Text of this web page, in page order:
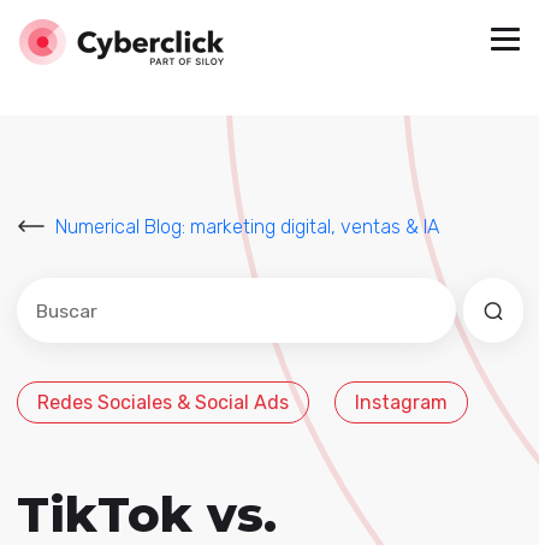
Numerical Blog: marketing digital, ventas & IA
Este es un campo de búsqueda con una función de
No hay sugerencias porque el campo de
Redes Sociales & Social Ads Instagram
TikTok vs.